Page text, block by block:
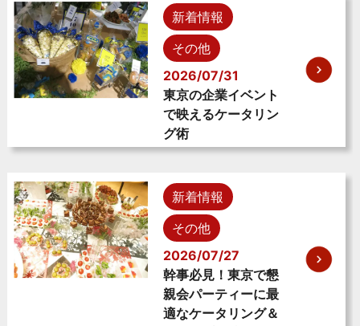
新着情報
その他
2026/07/31
東京の企業イベント
で映えるケータリン
グ術
新着情報
その他
2026/07/27
幹事必見！東京で懇
親会パーティーに最
適なケータリング＆